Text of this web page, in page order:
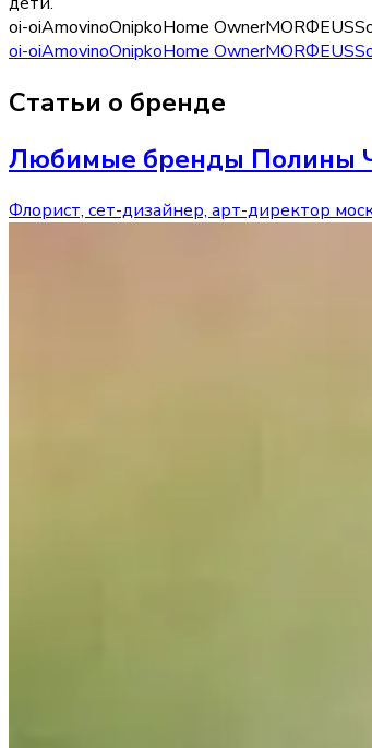
oi-oiAmovinoOnipkoHome OwnerMORФEUS
oi-oiAmovinoOnipkoHome OwnerMORФEUS
Статьи о бренде
Любимые бренды Полины
Флорист, сет-дизайнер, арт-директор